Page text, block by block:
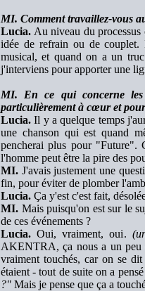
MI. Comment travaillez-vous
Lucia. Au niveau du
idée de refrain ou de couplet.
musical, et quand on a un
j'interviens pour apporter une
MI. En ce qui concerne
particulièrement à cœur et
Lucia. Il y a quelque temps
une chanson qui est quand
pencherai plus pour "Future".
l'homme peut être la pire des
MI. J'avais justement une
fin, pour éviter de plomber
Lucia. Ça y'est c'est fait,
MI. Mais puisqu'on est sur le
de ces événements ?
Lucia. Oui, vraiment, oui.
AKENTRA, ça nous a un peu
vraiment touchés, car on se
étaient - tout de suite on a
?" Mais je pense que ça a